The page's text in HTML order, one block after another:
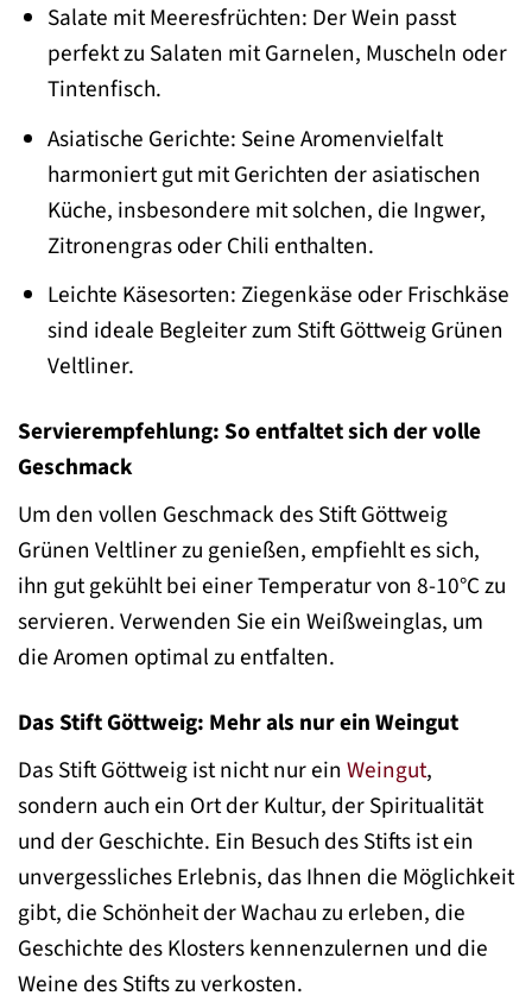
Salate mit Meeresfrüchten: Der Wein passt
perfekt zu Salaten mit Garnelen, Muscheln oder
Tintenfisch.
Asiatische Gerichte: Seine Aromenvielfalt
harmoniert gut mit Gerichten der asiatischen
Küche, insbesondere mit solchen, die Ingwer,
Zitronengras oder Chili enthalten.
Leichte Käsesorten: Ziegenkäse oder Frischkäse
sind ideale Begleiter zum Stift Göttweig Grünen
Veltliner.
Servierempfehlung: So entfaltet sich der volle
Geschmack
Um den vollen Geschmack des Stift Göttweig
Grünen Veltliner zu genießen, empfiehlt es sich,
ihn gut gekühlt bei einer Temperatur von 8-10°C zu
servieren. Verwenden Sie ein Weißweinglas, um
die Aromen optimal zu entfalten.
Das Stift Göttweig: Mehr als nur ein Weingut
Das Stift Göttweig ist nicht nur ein Weingut,
sondern auch ein Ort der Kultur, der Spiritualität
und der Geschichte. Ein Besuch des Stifts ist ein
unvergessliches Erlebnis, das Ihnen die Möglichkeit
gibt, die Schönheit der Wachau zu erleben, die
Geschichte des Klosters kennenzulernen und die
Weine des Stifts zu verkosten.